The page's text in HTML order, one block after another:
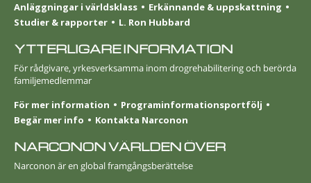
Anläggningar i världsklass
Erkännande & uppskattning
Studier & rapporter
L. Ron Hubbard
YTTERLIGARE INFORMATION
För rådgivare, yrkesverksamma inom drogrehabilitering och berörda
familjemedlemmar
För mer information
Programinformationsportfölj
Begär mer info
Kontakta Narconon
NARCONON VÄRLDEN ÖVER
Narconon är en global framgångsberättelse